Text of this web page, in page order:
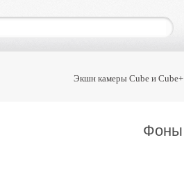
Экшн камеры Cube и Cube+
Фоны